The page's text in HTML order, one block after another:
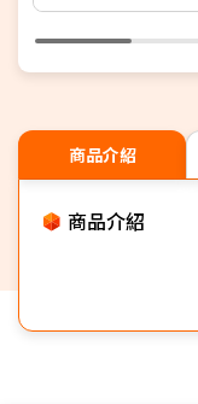
商品介紹
商品介紹